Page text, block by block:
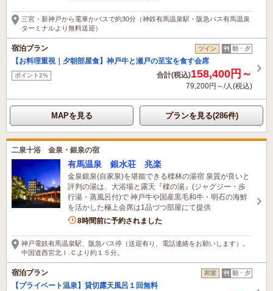
23分前に予約されました
三宮・新神戸から電車かバスで約30分（神鉄有馬温泉駅・阪急バス有馬温泉
ターミナルより無料送迎）
宿泊プラン ツイン 朝・夕
【お料理重視｜夕朝部屋食】神戸牛と瀬戸の至宝を食す会席
ポイント2% 合計(税込)158,400円～
79,200円～/人(税込)
MAPを見る プランを見る(286件)
二泉十浴 金泉・銀泉の宿
有馬温泉 銀水荘 兆楽
金泉銀泉(自家泉)を堪能できる檪林の湯宿 泉質が良いと
評判の湯は、大浴場と露天『檪の湯』(ジャグジー・歩
行湯・蒸風呂付)で 神戸牛や国産黒毛和牛・明石の海鮮
を活かした極上会席は1品づつ部屋にて提供
4名がこの宿を見ています
8時間前に予約されました
神戸電鉄有馬温泉駅、阪急バス停（送迎有り、電話連絡をお願いします）。
中国道西宮北Ｉ.Ｃより約１５分。
宿泊プラン 和室 朝・夕
【プライベート温泉】貸切露天風呂１回無料